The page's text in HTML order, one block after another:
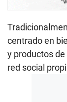
centrado en
y productos
red social